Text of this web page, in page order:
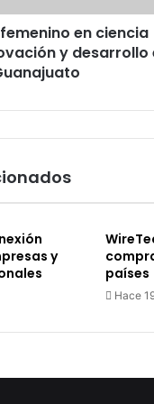
en ciencia
y desarrollo
y
países
Hace